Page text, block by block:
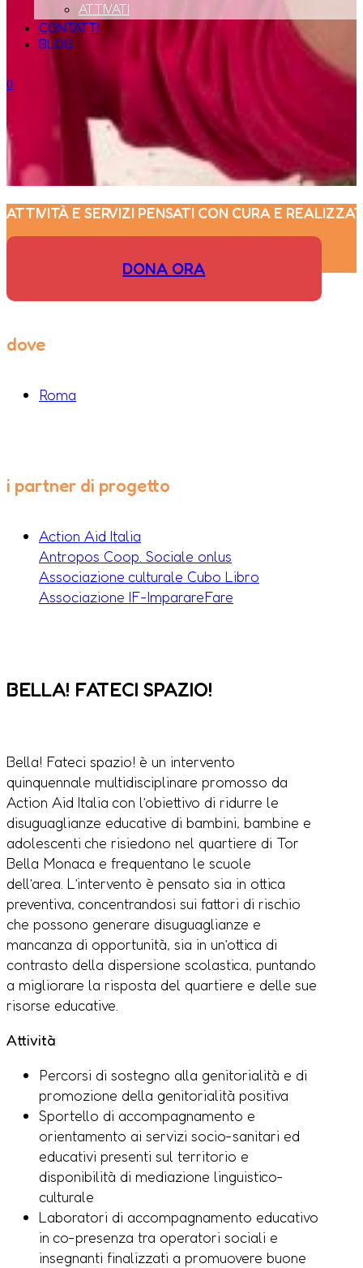
ATTIVATI
CONTATTI
BLOG
0
ATTIVITÀ E SERVIZI PENSATI CON CURA E
DONA ORA
dove
Roma
i partner di progetto
Action Aid Italia
Antropos Coop. Sociale onlus
Associazione culturale Cubo Libro
Associazione IF-ImparareFare
BELLA! FATECI SPAZIO!
Bella! Fateci spazio! è un intervento
quinquennale multidisciplinare promosso da
Action Aid Italia con l’obiettivo di ridurre le
disuguaglianze educative di bambini, bambine e
adolescenti che risiedono nel quartiere di Tor
Bella Monaca e frequentano le scuole
dell’area. L’intervento è pensato sia in ottica
preventiva, concentrandosi sui fattori di rischio
che possono generare disuguaglianze e
mancanza di opportunità, sia in un’ottica di
contrasto della dispersione scolastica, puntando
a migliorare la risposta del quartiere e delle sue
risorse educative.
Attività
Percorsi di sostegno alla genitorialità e di
promozione della genitorialità positiva
Sportello di accompagnamento e
orientamento ai servizi socio-sanitari ed
educativi presenti sul territorio e
disponibilità di mediazione linguistico-
culturale
Laboratori di accompagnamento educativo
in co-presenza tra operatori sociali e
insegnanti finalizzati a promuovere buone